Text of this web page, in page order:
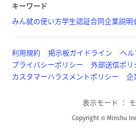
キーワード
みん就の使い方学生認証合同企業説明
利用規約 掲示板ガイドライン ヘ
プライバシーポリシー
外部送信ポリ
カスタマーハラスメントポリシー
企
表示モード
Copyright © Minshu